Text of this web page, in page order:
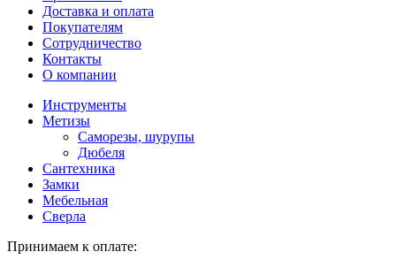
Доставка и оплата
Покупателям
Сотрудничество
Контакты
О компании
Инструменты
Метизы
Саморезы, шурупы
Дюбеля
Сантехника
Замки
Мебельная
Сверла
Принимаем к оплате: